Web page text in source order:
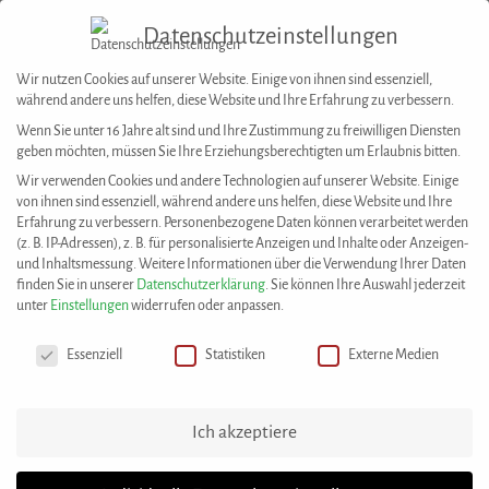
ANGEBOTE
Datenschutzeinstellungen
Wir nutzen Cookies auf unserer Website. Einige von ihnen sind essenziell,
während andere uns helfen, diese Website und Ihre Erfahrung zu verbessern.
Wenn Sie unter 16 Jahre alt sind und Ihre Zustimmung zu freiwilligen Diensten
geben möchten, müssen Sie Ihre Erziehungsberechtigten um Erlaubnis bitten.
Wir verwenden Cookies und andere Technologien auf unserer Website. Einige
von ihnen sind essenziell, während andere uns helfen, diese Website und Ihre
Erfahrung zu verbessern. Personenbezogene Daten können verarbeitet werden
(z. B. IP-Adressen), z. B. für personalisierte Anzeigen und Inhalte oder Anzeigen-
und Inhaltsmessung. Weitere Informationen über die Verwendung Ihrer Daten
finden Sie in unserer Datenschutzerklärung. Sie können Ihre Auswahl jederzeit
unter Einstellungenwiderrufen oder anpassen.
Essenziell
Statistiken Externe Medien
Ich akzeptiere